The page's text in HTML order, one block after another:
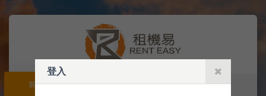
開 ORDER 聯絡資料 確認
開 ORDER
登入